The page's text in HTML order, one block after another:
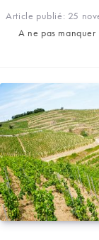
Article publié: 25
Post
A ne pas manquer